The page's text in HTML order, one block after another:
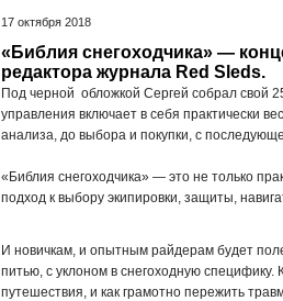
17 октября 2018
«Библия снегоходчика» —
редактора журнала Red Sleds.
Под черной обложкой Сергей собрал свой
управления включает в себя практически
анализа, до выбора и покупки, с
«Библия снегоходчика» — это не только
подход к выбору экипировки, защиты,
И новичкам, и опытным райдерам будет
питью, с уклоном в снегоходную специфику.
путешествия, и как грамотно пережить